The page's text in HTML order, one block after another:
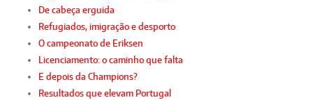
De cabeça erguida
Refugiados, imigração e desporto
O campeonato de Eriksen
Licenciamento: o caminho que falta
E depois da Champions?
Resultados que elevam Portugal